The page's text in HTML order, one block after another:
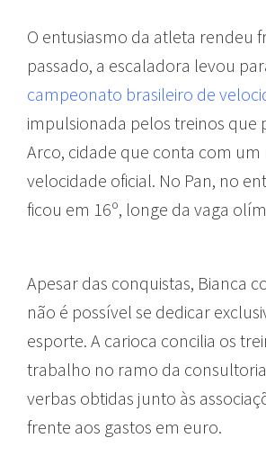
O entusiasmo da atleta rendeu
passado, a escaladora levou
campeonato brasileiro de
impulsionada pelos treinos que
Arco, cidade que conta com
velocidade oficial. No Pan, no
ficou em 16º, longe da vaga
Apesar das conquistas, Bianca
não é possível se dedicar
esporte. A carioca concilia os
trabalho no ramo da
verbas obtidas junto às
frente aos gastos em euro.